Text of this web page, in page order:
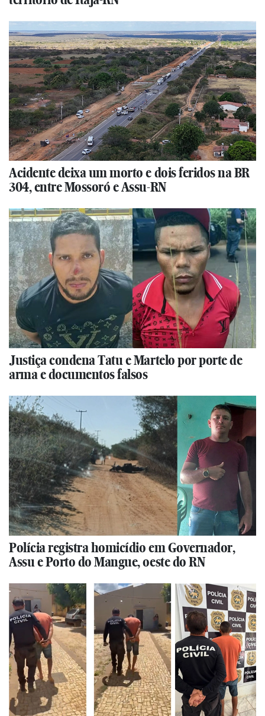
Acidente deixa um morto e dois feridos na BR
304, entre Mossoró e Assu-RN
Justiça condena Tatu e Martelo por porte de
arma e documentos falsos
Polícia registra homicídio em Governador,
Assu e Porto do Mangue, oeste do RN